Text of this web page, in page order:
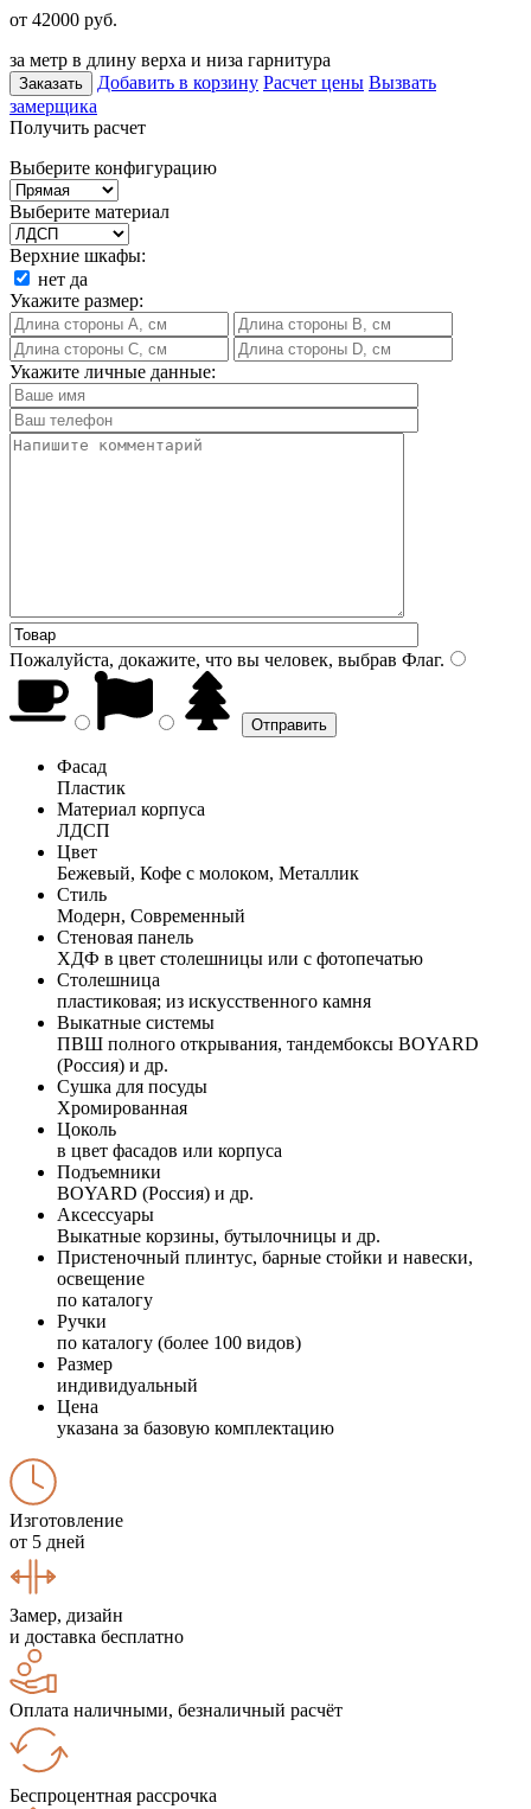
от 42000 руб.
за метр в длину верха и низа гарнитура
Заказать Добавить в корзину Расчет цены Вызвать
замерщика
Получить расчет
Выберите конфигурацию
Выберите материал
Верхние шкафы:
нет да
Укажите размер:
Укажите личные данные:
Пожалуйста, докажите, что вы человек, выбрав Флаг.
Фасад
Пластик
Материал корпуса
ЛДСП
Цвет
Бежевый, Кофе с молоком, Металлик
Стиль
Модерн, Современный
Стеновая панель
ХДФ в цвет столешницы или с фотопечатью
Столешница
пластиковая; из искусственного камня
Выкатные системы
ПВШ полного открывания, тандембоксы BOYARD
(Россия) и др.
Сушка для посуды
Хромированная
Цоколь
в цвет фасадов или корпуса
Подъемники
BOYARD (Россия) и др.
Аксессуары
Выкатные корзины, бутылочницы и др.
Пристеночный плинтус, барные стойки и навески,
освещение
по каталогу
Ручки
по каталогу (более 100 видов)
Размер
индивидуальный
Цена
указана за базовую комплектацию
Изготовление
от 5 дней
Замер, дизайн
и доставка бесплатно
Оплата наличными, безналичный расчёт
Беспроцентная рассрочка